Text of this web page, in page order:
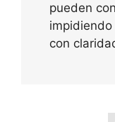
pueden
con